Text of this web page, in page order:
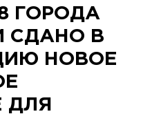
ГОРОДА
СДАНО В
НОВОЕ